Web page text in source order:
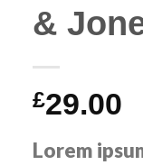
&
£29.00
Lorem